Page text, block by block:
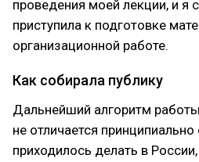
проведения моей лекции, и я
приступила к подготовке
организационной работе.
Как собирала публику
Дальнейший алгоритм
не отличается
приходилось делать в